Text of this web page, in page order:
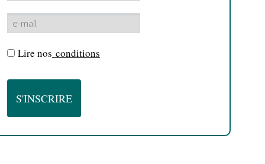
Lire nos conditions